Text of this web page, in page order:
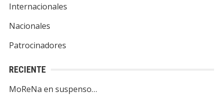
Internacionales
Nacionales
Patrocinadores
RECIENTE
MoReNa en suspenso…